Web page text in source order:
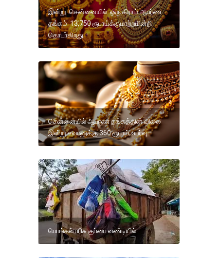
இன்று சென்னையில் ஒரு கிராம் ஆபர்ண
தங்கம் 13,750 ரூபாய்க்குமாற்றமின்றி
தொடா்கிறது.
சென்னையில் ஆபரண தங்கத்தின் விலை
இன்று சவரனுக்கு 360 ரூபாய் உயர்வு
பொங்கல் பரிசு குப்பை வண்டியில்